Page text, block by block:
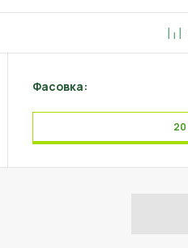
Фасовка:
20